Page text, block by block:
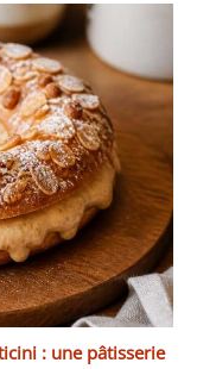
requis, prêt
réception.
pour
soigné
cadeau de
mariage,
ou Noël.
pique-
et
de
de
ans et 14
: une pâtisserie